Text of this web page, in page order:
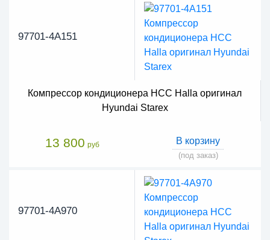
97701-4A151
Компрессор кондиционера HCC Halla оригинал
Hyundai Starex
13 800 руб В корзину
(под заказ)
97701-4A970